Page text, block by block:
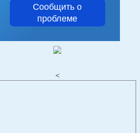
Сообщить о
проблеме
<